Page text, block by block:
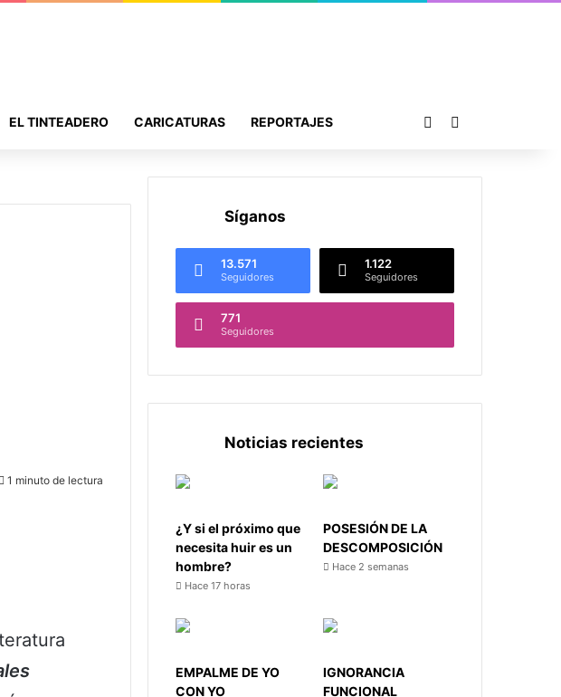
EL TINTEADERO CARICATURAS REPORTAJES Publicación al azar
1 minuto de lectura
Síganos
13.571
Seguidores
1.122
Seguidores
771
Seguidores
Noticias recientes
¿Y si el próximo que
necesita huir es un
hombre?
Hace 17 horas
POSESIÓN DE LA
DESCOMPOSICIÓN
Hace 2 semanas
EMPALME DE YO
CON YO
IGNORANCIA
FUNCIONAL